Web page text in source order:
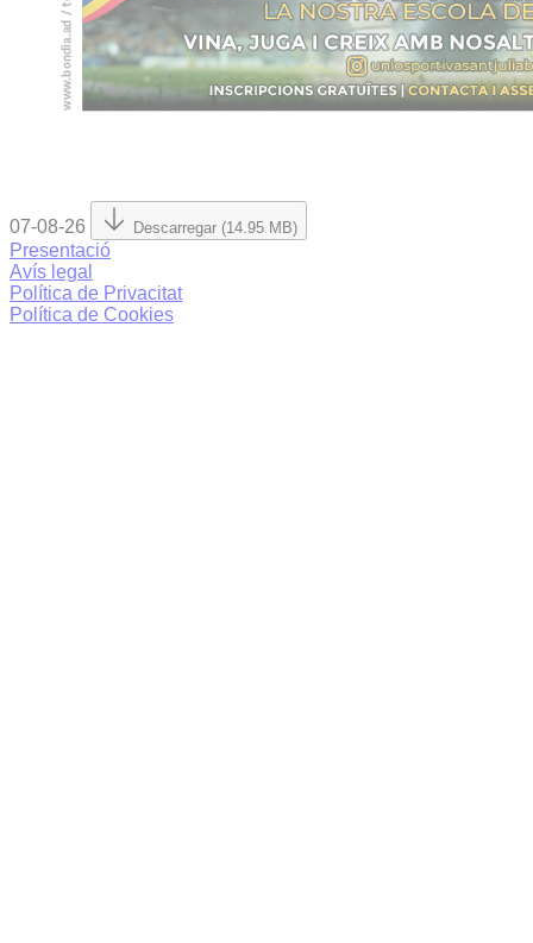
07-08-26 Descarregar (14.95 MB)
Presentació
Avís legal
Política de Privacitat
Política de Cookies